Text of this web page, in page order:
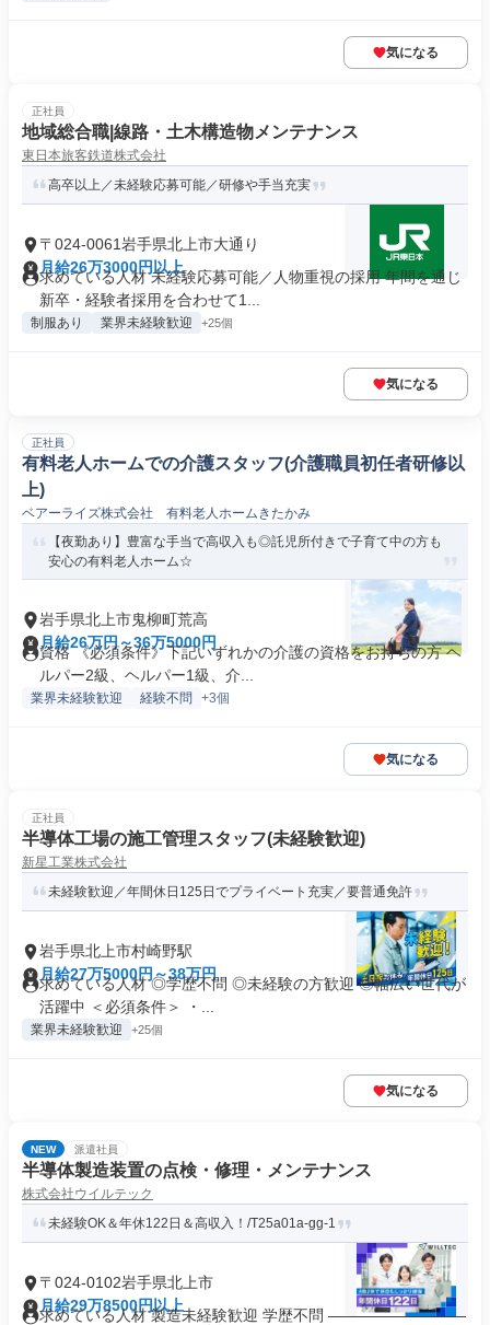
気になる
正社員
地域総合職|線路・土木構造物メンテナンス
東日本旅客鉄道株式会社
高卒以上／未経験応募可能／研修や手当充実
〒024-0061岩手県北上市大通り
月給26万3000円以上
求めている人材 未経験応募可能／人物重視の採用 年間を通じ
新卒・経験者採用を合わせて1...
制服あり 業界未経験歓迎 +25個
気になる
正社員
有料老人ホームでの介護スタッフ(介護職員初任者研修以
上)
ベアーライズ株式会社 有料老人ホームきたかみ
【夜勤あり】豊富な手当で高収入も◎託児所付きで子育て中の方も
安心の有料老人ホーム☆
岩手県北上市鬼柳町荒高
月給26万円～36万5000円
資格 《必須条件》下記いずれかの介護の資格をお持ちの方 ヘ
ルパー2級、ヘルパー1級、介...
業界未経験歓迎 経験不問 +3個
気になる
正社員
半導体工場の施工管理スタッフ(未経験歓迎)
新星工業株式会社
未経験歓迎／年間休日125日でプライベート充実／要普通免許
岩手県北上市村崎野駅
月給27万5000円～38万円
求めている人材 ◎学歴不問 ◎未経験の方歓迎 ◎幅広い世代が
活躍中 ＜必須条件＞ ・...
業界未経験歓迎 +25個
気になる
NEW 派遣社員
半導体製造装置の点検・修理・メンテナンス
株式会社ウイルテック
未経験OK＆年休122日＆高収入！/T25a01a-gg-1
〒024-0102岩手県北上市
月給29万8500円以上
求めている人材 製造未経験歓迎 学歴不問 ―――――――――